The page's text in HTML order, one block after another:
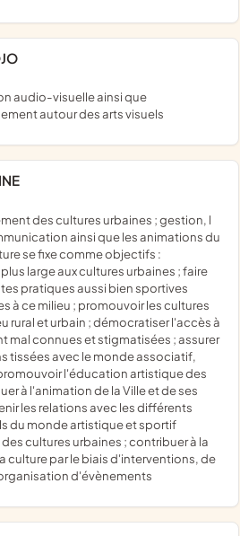
autour des arts visuels
ainsi que les animations du
se fixe comme objectifs :
large aux cultures urbaines ; faire
pratiques aussi bien sportives
à ce milieu ; promouvoir les cultures
rural et urbain ; démocratiser l'accès à
mal connues et stigmatisées ; assurer
tissées avec le monde associatif,
l'éducation artistique des
à l'animation de la Ville et de ses
les relations avec les différents
du monde artistique et sportif
cultures urbaines ; contribuer à la
culture par le biais d'interventions, de
d'évènements